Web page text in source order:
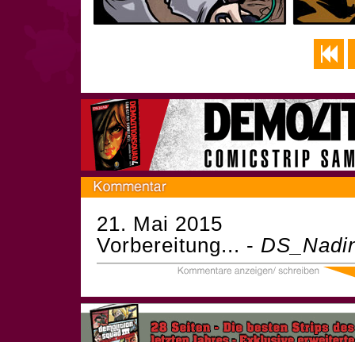
21. Mai 2015
Vorbereitung... -